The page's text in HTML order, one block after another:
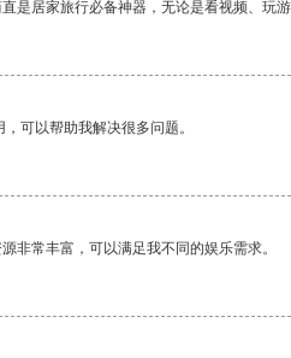
是居家旅行必备神器，无论是看视频、玩
可以帮助我解决很多问题。
非常丰富，可以满足我不同的娱乐需求。